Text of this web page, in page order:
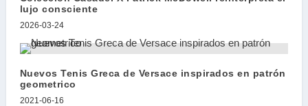
lujo consciente
2026-03-24
Nuevos Tenis Greca de Versace inspirados en patrón
geometrico
2021-06-16